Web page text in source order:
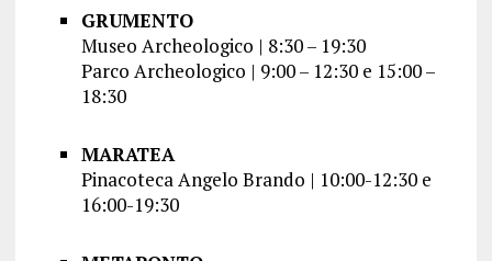
GRUMENTO
Museo Archeologico | 8:30 – 19:30
Parco Archeologico | 9:00 – 12:30 e 15:00 –
18:30
MARATEA
Pinacoteca Angelo Brando | 10:00-12:30 e
16:00-19:30